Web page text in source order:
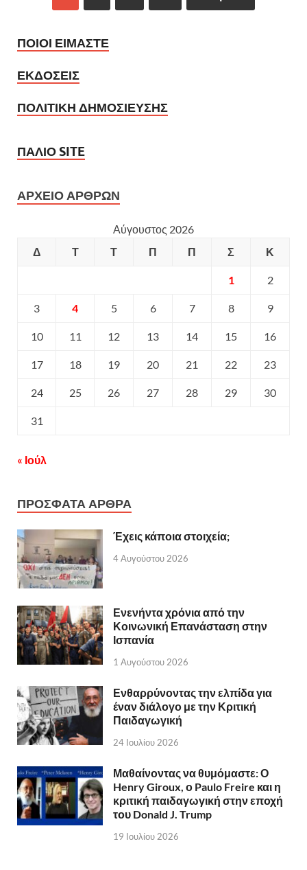
ΠΟΙΟΙ ΕΙΜΑΣΤΕ
ΕΚΔΟΣΕΙΣ
ΠΟΛΙΤΙΚΗ ΔΗΜΟΣΙΕΥΣΗΣ
ΠΑΛΙΟ SITE
ΑΡΧΕΙΟ ΑΡΘΡΩΝ
Αύγουστος 2026
Δ
Τ Τ Π Π Σ Κ
1 2
3 4 5 6 7 8 9
10 11 12 13 14 15 16
17 18 19 20 21 22 23
24 25 26 27 28 29 30
31
« Ιούλ
ΠΡΟΣΦΑΤΑ ΑΡΘΡΑ
Έχεις κάποια στοιχεία;
4 Αυγούστου 2026
Ενενήντα χρόνια από την
Κοινωνική Επανάσταση στην
Ισπανία
1 Αυγούστου 2026
Ενθαρρύνοντας την ελπίδα για
έναν διάλογο με την Κριτική
Παιδαγωγική
24 Ιουλίου 2026
Μαθαίνοντας να θυμόμαστε: Ο
Henry Giroux, ο Paulo Freire και η
κριτική παιδαγωγική στην εποχή
του Donald J. Trump
19 Ιουλίου 2026